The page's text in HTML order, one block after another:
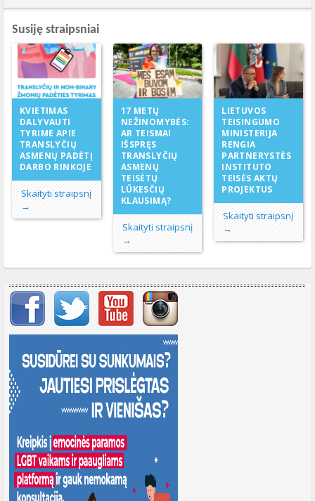
Susiję straipsniai
KVIETIMAS
DALYVAUTI
TYRIME APIE
TRANSLYČIŲ
ASMENŲ PADĖTĮ
DARBO RINKOJE
Skaityti straipsnį
→
17 METŲ
NEŽINOMYBĖS:
AR TEISMAI
IŠSPRĘS
TRANSLYČIŲ
ASMENŲ
TEISĖTŲ
LŪKESČIŲ
KLAUSIMĄ?
Skaityti straipsnį
→
LIETUVOS
TEISINGUMO
MINISTERIJA
RENGIA
PARTNERYSTĖS
INSTITUTO
TEISĖS AKTŲ
PROJEKTUS
Skaityti straipsnį
→
Svarbių įrašų meniu